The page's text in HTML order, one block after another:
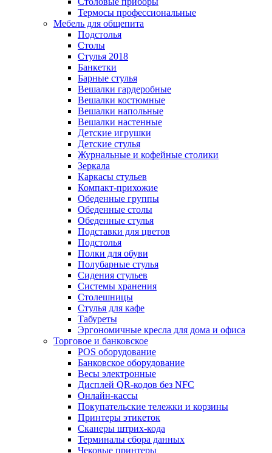
Термосы профессиональные
Мебель для общепита
Подстолья
Столы
Стулья 2018
Банкетки
Барные стулья
Вешалки гардеробные
Вешалки костюмные
Вешалки напольные
Вешалки настенные
Детские игрушки
Детские стулья
Журнальные и кофейные столики
Зеркала
Каркасы стульев
Компакт-прихожие
Обеденные группы
Обеденные столы
Обеденные стулья
Подставки для цветов
Подстолья
Полки для обуви
Полубарные стулья
Сидения стульев
Системы хранения
Столешницы
Стулья для кафе
Табуреты
Эргономичные кресла для дома и офиса
Торговое и банковское
POS оборудование
Банковское оборудование
Весы электронные
Дисплей QR-кодов без NFC
Онлайн-кассы
Покупательские тележки и корзины
Принтеры этикеток
Сканеры штрих-кода
Терминалы сбора данных
Чековые принтеры